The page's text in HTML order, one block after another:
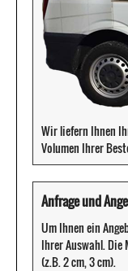
Wir liefern Ihnen
Volumen Ihrer
Anfrage und
Um Ihnen ein
Ihrer Auswahl.
(z.B. 2 cm, 3 cm).